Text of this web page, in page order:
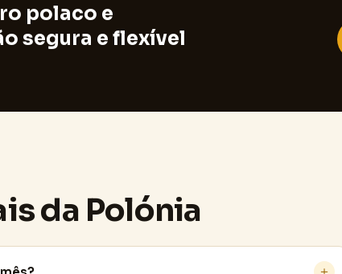
polaco e
segura e flexível
da Polónia